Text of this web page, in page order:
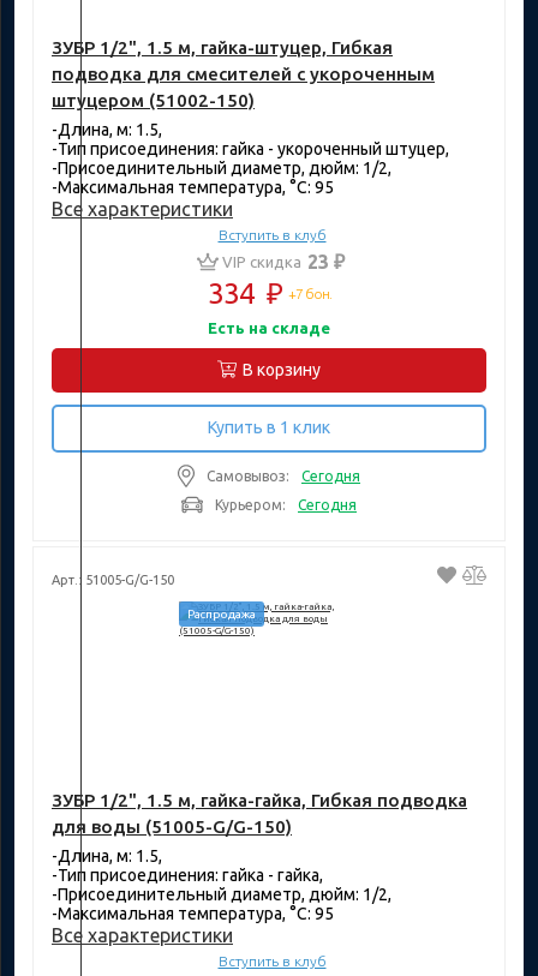
ЗУБР 1/2", 1.5 м, гайка-штуцер, Гибкая
подводка для смесителей с укороченным
штуцером (51002-150)
-Длина, м: 1.5,
-Тип присоединения: гайка - укороченный штуцер,
-Присоединительный диаметр, дюйм: 1/2,
-Максимальная температура, °C: 95
Все характеристики
Вступить в клуб
VIP скидка 23 ₽
334 ₽ +7 бон.
Есть на складе
В корзину
Купить в 1 клик
Самовывоз:
Сегодня
Курьером:
Сегодня
Арт.: 51005-G/G-150
Распродажа
ЗУБР 1/2", 1.5 м, гайка-гайка, Гибкая подводка
для воды (51005-G/G-150)
-Длина, м: 1.5,
-Тип присоединения: гайка - гайка,
-Присоединительный диаметр, дюйм: 1/2,
-Максимальная температура, °C: 95
Все характеристики
Вступить в клуб